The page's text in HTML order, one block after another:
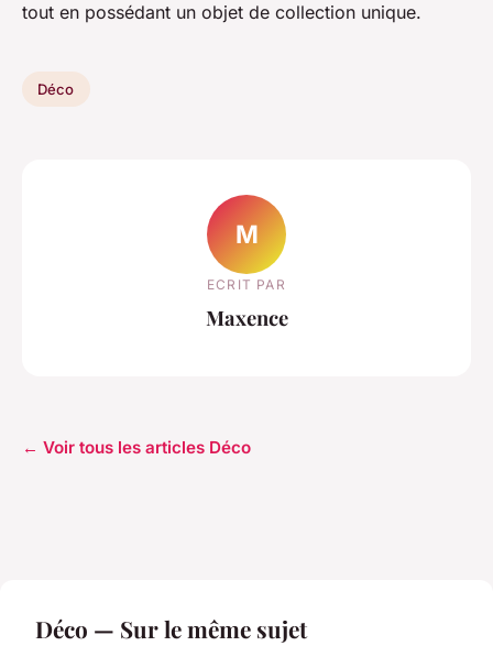
tout en possédant un objet de collection unique.
Déco
M
ECRIT PAR
Maxence
← Voir tous les articles Déco
Déco — Sur le même sujet